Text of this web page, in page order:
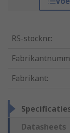
RS-stocknr.:
Fabrikant:
Datasheets